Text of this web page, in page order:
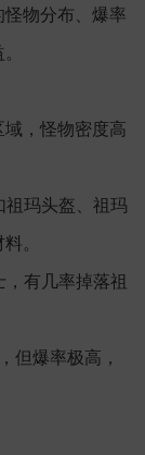
物分布、爆率
，怪物密度高
玛头盔、祖玛
。
有几率掉落祖
但爆率极高，